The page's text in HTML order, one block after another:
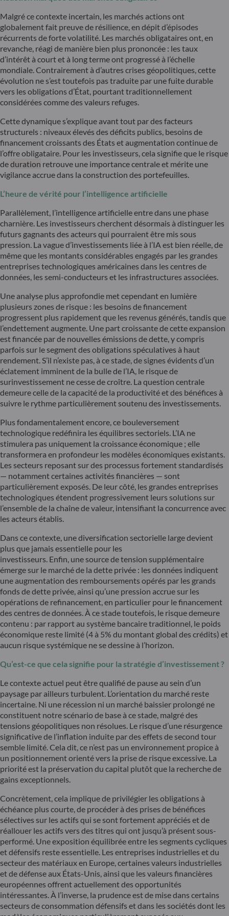
Malgré ce contexte incertain, les marchés actions ont
globalement fait preuve de résilience, en dépit d’épisodes
récurrents de forte volatilité. Les marchés obligataires ont, en
revanche, réagi de manière bien plus prononcée : les taux
d’intérêt à court et à long terme ont progressé à l’échelle
mondiale. Contrairement à d’autres crises géopolitiques, cette
évolution ne s’est toutefois pas traduite par une fuite durable
vers les obligations d’État, pourtant traditionnellement
considérées comme des valeurs refuges.
Cette dynamique s’explique avant tout par des facteurs
structurels : niveaux élevés des déficits publics, besoins de
financement croissants des États et augmentation continue de
l’offre obligataire. Pour les investisseurs, cela signifie que le risque
deduration retrouve une importance centrale et mérite une
vigilance accrue dans la construction des portefeuilles.
L’heure de vérité pour l’intelligence artificielle
Parallèlement, l’intelligence artificielle entre dans une phase
charnière. Les investisseurs cherchent désormais à distinguer les
futurs gagnants des acteurs qui pourraient être mis sous
pression. La vague d’investissements liée à l’IA est bien réelle, de
même que les montants considérables engagés par les grandes
entreprises technologiques américaines dans les centres de
données, les semi-conducteurs et les infrastructures associées.
Une analyse plus approfondie met cependant en lumière
plusieurs zones de risque : les besoins de financement
progressent plus rapidement que les revenus générés, tandis que
l’endettement augmente. Une part croissante de cette expansion
est financée par de nouvelles émissions de dette, y compris
parfois sur le segment des obligations spéculatives à haut
rendement. S’il n’existe pas, à ce stade, de signes évidents d’un
éclatement imminent de la bulle de l’IA, le risque de
surinvestissement ne cesse de croître. La question centrale
demeure celle de la capacité de la productivité et des bénéfices à
suivre le rythme particulièrement soutenu des investissements.
Plus fondamentalement encore, ce bouleversement
technologique redéfinira les équilibres sectoriels. L’IA ne
stimulera pas uniquement la croissance économique ; elle
transformera en profondeur les modèles économiques existants.
Les secteurs reposant sur des processus fortement standardisés
— notamment certaines activités financières — sont
particulièrement exposés. De leur côté, les grandes entreprises
technologiques étendent progressivement leurs solutions sur
l’ensemble de la chaîne de valeur, intensifiant la concurrence avec
les acteurs établis.
Dans ce contexte, une diversification sectorielle large devient
plus que jamais essentielle pour les
investisseurs. Enfin, une source de tension supplémentaire
émerge sur le marché de la dette privée : les données indiquent
une augmentation des remboursements opérés par les grands
fonds de dette privée, ainsi qu’une pression accrue sur les
opérations de refinancement, en particulier pour le financement
des centres de données. À ce stade toutefois, le risque demeure
contenu : par rapport au système bancaire traditionnel, le poids
économique reste limité (4 à 5% du montant global des crédits) et
aucun risque systémique ne se dessine à l’horizon.
Qu’est-ce que cela signifie pour la stratégie d’investissement ?
Le contexte actuel peut être qualifié de pause au sein d’un
paysage par ailleurs turbulent. L’orientation du marché reste
incertaine. Ni une récession ni un marché baissier prolongé ne
constituent notre scénario de base à ce stade, malgré des
tensions géopolitiques non résolues. Le risque d’une résurgence
significative de l’inflation induite par des effets de second tour
semble limité. Cela dit, ce n’est pas un environnement propice à
un positionnement orienté vers la prise de risque excessive. La
priorité est la préservation du capital plutôt que la recherche de
gains exceptionnels.
Concrètement, cela implique de privilégier les obligations à
échéance plus courte, de procéder à des prises de bénéfices
sélectives sur les actifs qui se sont fortement appréciés et de
réallouer les actifs vers des titres qui ont jusqu’à présent sous-
performé. Une exposition équilibrée entre les segments cycliques
et défensifs reste essentielle. Les entreprises industrielles et du
secteur des matériaux en Europe, certaines valeurs industrielles
et de défense aux États-Unis, ainsi que les valeurs financières
européennes offrent actuellement des opportunités
intéressantes. À l’inverse, la prudence est de mise dans certains
secteurs de consommation défensifs et dans les sociétés dont les